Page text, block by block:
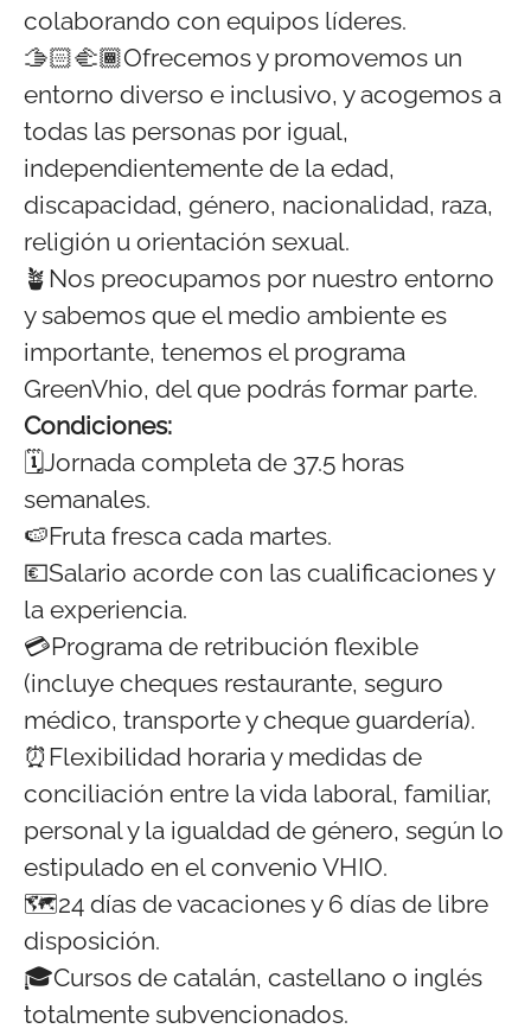
colaborando con equipos líderes.
🫱🏻‍🫲🏾Ofrecemos y promovemos un
entorno diverso e inclusivo, y acogemos a
todas las personas por igual,
independientemente de la edad,
discapacidad, género, nacionalidad, raza,
religión u orientación sexual.
🪴Nos preocupamos por nuestro entorno
y sabemos que el medio ambiente es
importante, tenemos el programa
GreenVhio, del que podrás formar parte.
Condiciones:
🗓️Jornada completa de 37.5 horas
semanales.
🍉Fruta fresca cada martes.
💶Salario acorde con las cualificaciones y
la experiencia.
💳Programa de retribución flexible
(incluye cheques restaurante, seguro
médico, transporte y cheque guardería).
⏰Flexibilidad horaria y medidas de
conciliación entre la vida laboral, familiar,
personal y la igualdad de género, según lo
estipulado en el convenio VHIO.
🗺️24 días de vacaciones y 6 días de libre
disposición.
🎓Cursos de catalán, castellano o inglés
totalmente subvencionados.